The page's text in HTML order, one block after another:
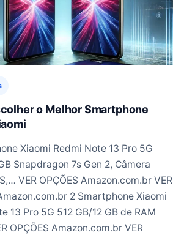
o Melhor Smartphone
Xiaomi Redmi Note 13 Pro 5G
Snapdragon 7s Gen 2, Câmera
VER OPÇÕES Amazon.com.br VER
2 Smartphone Xiaomi
13 Pro 5G 512 GB/12 GB de RAM
OPÇÕES Amazon.com.br VER